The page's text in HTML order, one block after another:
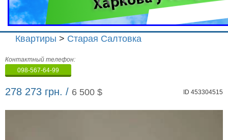
Квартиры > Старая Салтовка
Агенство
недвижимости
"Аверс"
Контактный телефон:
098-567-64-99
278 273 грн. / 6 500 $ ID 453304515